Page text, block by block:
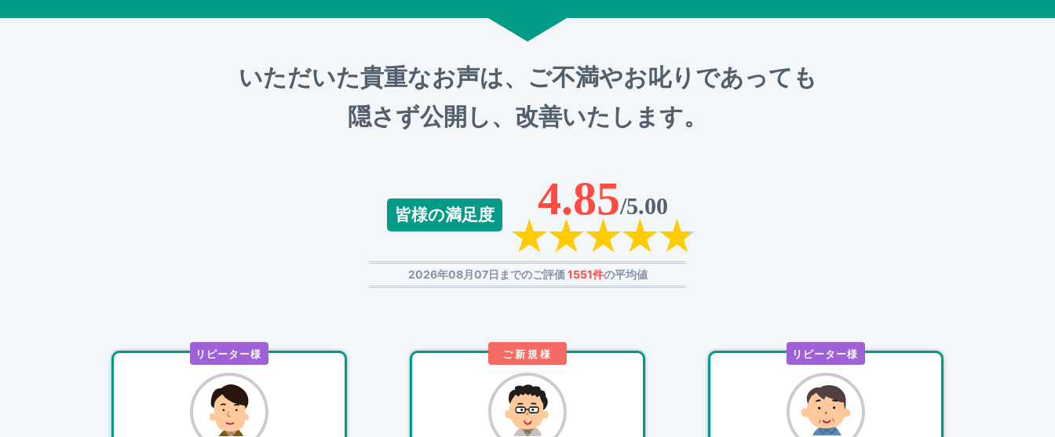
いただいた貴重なお声は、ご不満やお叱り であっても
隠さず公開し、改善いたします。
皆様の満足度 4.85/5.00
2026年08月07日までのご評価1551件の平均値
リピーター様 ご新規様 リピーター様